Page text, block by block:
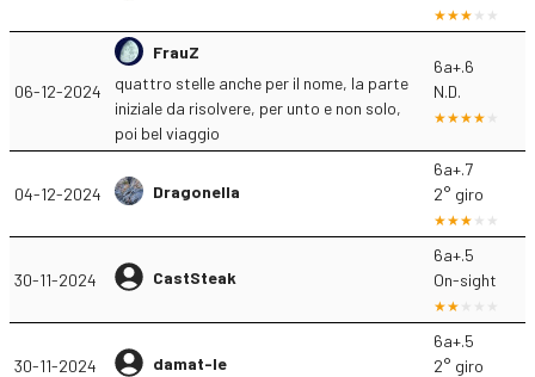
06-12-2024
FrauZ
quattro stelle anche per il nome, la parte
iniziale da risolvere, per unto e non solo,
poi bel viaggio
6a+.6
N.D.
04-12-2024 Dragonella
6a+.7
2° giro
30-11-2024 CastSteak
6a+.5
On-sight
30-11-2024 damat-le
6a+.5
2° giro